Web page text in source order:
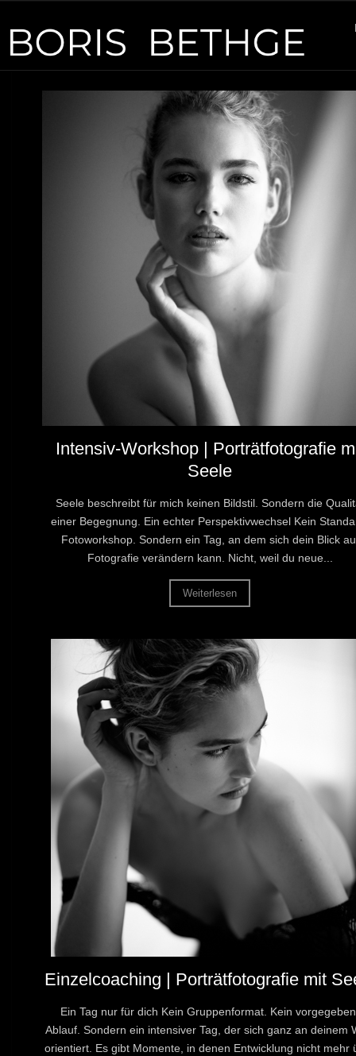
Intensiv-Workshop | Porträtfotografie
Seele
Seele beschreibt für mich keinen Bildstil. Sondern die
einer Begegnung. Ein echter Perspektivwechsel Kein
Fotoworkshop. Sondern ein Tag, an dem sich dein Blick
Fotografie verändern kann. Nicht, weil du neue...
Weiterlesen
Einzelcoaching | Porträtfotografie mit
Ein Tag nur für dich Kein Gruppenformat. Kein
Ablauf. Sondern ein intensiver Tag, der sich ganz an deinem
orientiert. Es gibt Momente, in denen Entwicklung nicht mehr